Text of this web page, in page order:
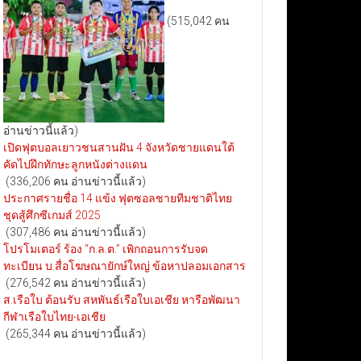
(515,042 คน
อ่านข่าวนี้แล้ว)
เปิดฟุตบอลเยาวชนสานฝัน 4 จังหวัดชายแดนใต้
คัดไปฝึกทักษะลูกหนังต่างแดน
(336,206 คน อ่านข่าวนี้แล้ว)
ประกาศรายชื่อ 14 แข้ง ฟุตซอลชายทีมชาติไทย
ชุดสู้ศึกซีเกมส์ 2025
(307,486 คน อ่านข่าวนี้แล้ว)
โปรโมเตอร์ ร้อง “ก.ล.ต.” เพิกถอนการรับจด
ทะเบียน บ.สื่อโฆษณายักษ์ใหญ่ ข้อหาปลอมเอกสาร
(276,542 คน อ่านข่าวนี้แล้ว)
ส.เรือใบ ต้อนรับ สหพันธ์เรือใบเอเชีย หารือพัฒนา
กีฬาเรือใบไทย-เอเชีย
(265,344 คน อ่านข่าวนี้แล้ว)